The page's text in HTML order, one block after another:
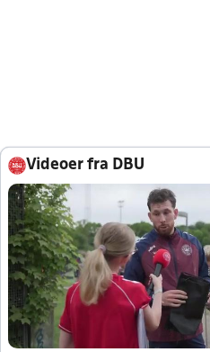
Videoer fra DBU